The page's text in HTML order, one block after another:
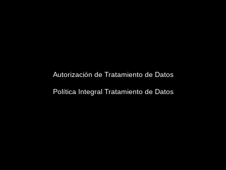
Autorización de Tratamiento de Datos
Política Integral Tratamiento de Datos